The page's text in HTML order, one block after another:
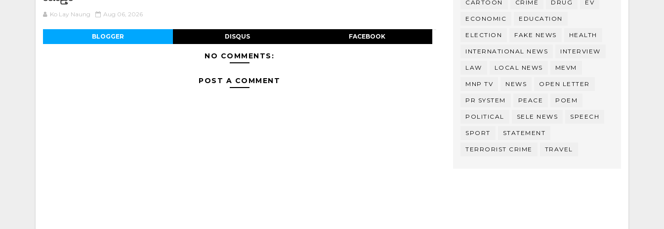
Ko Lay Naung Aug 06, 2026
BLOGGER DISQUS FACEBOOK
NO COMMENTS:
POST A COMMENT
CARTOON CRIME DRUG EV
ECONOMIC EDUCATION
ELECTION FAKE NEWS HEALTH
INTERNATIONAL NEWS INTERVIEW
LAW LOCAL NEWS MEVM
MNP TV NEWS OPEN LETTER
PR SYSTEM PEACE POEM
POLITICAL SELE NEWS SPEECH
SPORT STATEMENT
TERRORIST CRIME TRAVEL